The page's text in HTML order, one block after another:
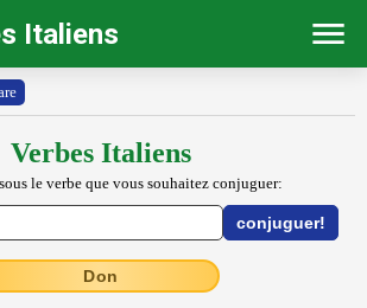
Italiens
Verbes Italiens
le verbe que vous souhaitez conjuguer:
Don